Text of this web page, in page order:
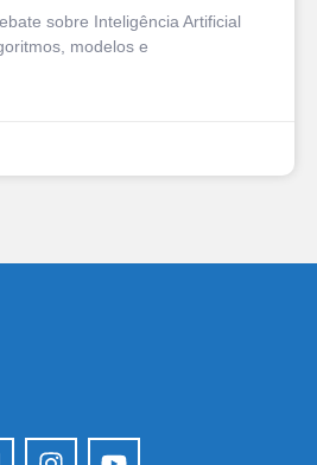
sobre Inteligência Artificial
modelos e